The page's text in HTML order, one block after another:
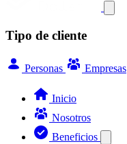
Tipo de cliente
Personas Empresas
Inicio
Nosotros
Beneficios